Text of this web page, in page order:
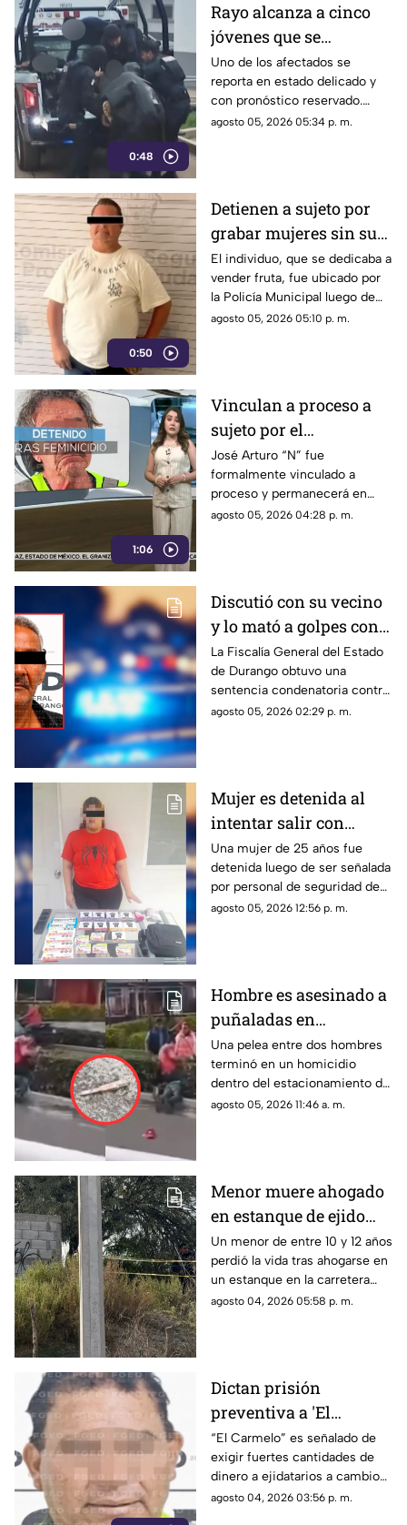
0:48
Rayo alcanza a cinco
jóvenes que se
resguardaban de la
lluvia en Durango
Uno de los afectados se
reporta en estado delicado y
con pronóstico reservado.
Fueron auxiliados por la Policía
agosto 05, 2026 05:34 p. m.
0:50
Detienen a sujeto por
grabar mujeres sin su
consentimiento en el
Centro de Saltillo
El individuo, que se dedicaba a
vender fruta, fue ubicado por
la Policía Municipal luego de
que múltiples afectadas
agosto 05, 2026 05:10 p. m.
1:06
Vinculan a proceso a
sujeto por el
feminicidio de su
esposa en Durango
José Arturo “N” fue
formalmente vinculado a
proceso y permanecerá en
prisión preventiva en el
agosto 05, 2026 04:28 p. m.
Discutió con su vecino
y lo mató a golpes con
una muleta; pasará casi
18 años en prisión
La Fiscalía General del Estado
de Durango obtuvo una
sentencia condenatoria contra
un hombre que asesinó a
agosto 05, 2026 02:29 p. m.
Mujer es detenida al
intentar salir con
mercancía sin pagar en
Torreón; llevaba
chocolates, té y pollo
Una mujer de 25 años fue
detenida luego de ser señalada
por personal de seguridad de
una tienda de autoservicio en
agosto 05, 2026 12:56 p. m.
Hombre es asesinado a
puñaladas en
estacionamiento de
centro comercial
Una pelea entre dos hombres
terminó en un homicidio
dentro del estacionamiento de
una plaza comercial.
agosto 05, 2026 11:46 a. m.
Menor muere ahogado
en estanque de ejido
Hormiguero; su madre
y su hermana sacaron
el cuerpo
Un menor de entre 10 y 12 años
perdió la vida tras ahogarse en
un estanque en la carretera
Torreón-San Pedro a la altura
agosto 04, 2026 05:58 p. m.
Dictan prisión
preventiva a 'El
Carmelo' por presunta
extorsión en módulo de
riego en Gómez Palacio
“El Carmelo” es señalado de
exigir fuertes cantidades de
dinero a ejidatarios a cambio
de no suspenderles el
agosto 04, 2026 03:56 p. m.